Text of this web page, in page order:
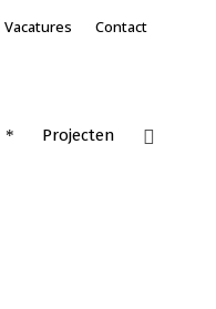
Vacatures Contact
Projecten